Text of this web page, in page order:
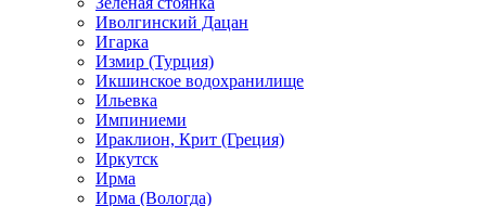
Иволгинский Дацан
Игарка
Измир (Турция)
Икшинское водохранилище
Ильевка
Импиниеми
Ираклион, Крит (Греция)
Иркутск
Ирма
Ирма (Вологда)